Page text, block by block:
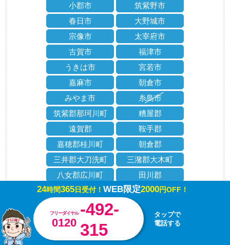
小郡市
筑紫野市
春日市
大野城市
宗像市
太宰府市
古賀市
福津市
うきは市
宮若市
嘉麻市
朝倉市
みやま市
糸島市
筑紫郡那珂川町
糟屋郡
遠賀郡
鞍手郡
嘉穂郡桂川町
朝倉郡
三井郡大刀洗町
三潴郡大木町
八女郡広川町
田川郡
京都郡
築上郡
その他の地域の方もご相談ください！
24時間365日受付！ WEB限定2000円OFF！
フリーダイヤル
0120
-492-
315
タップで
電話する